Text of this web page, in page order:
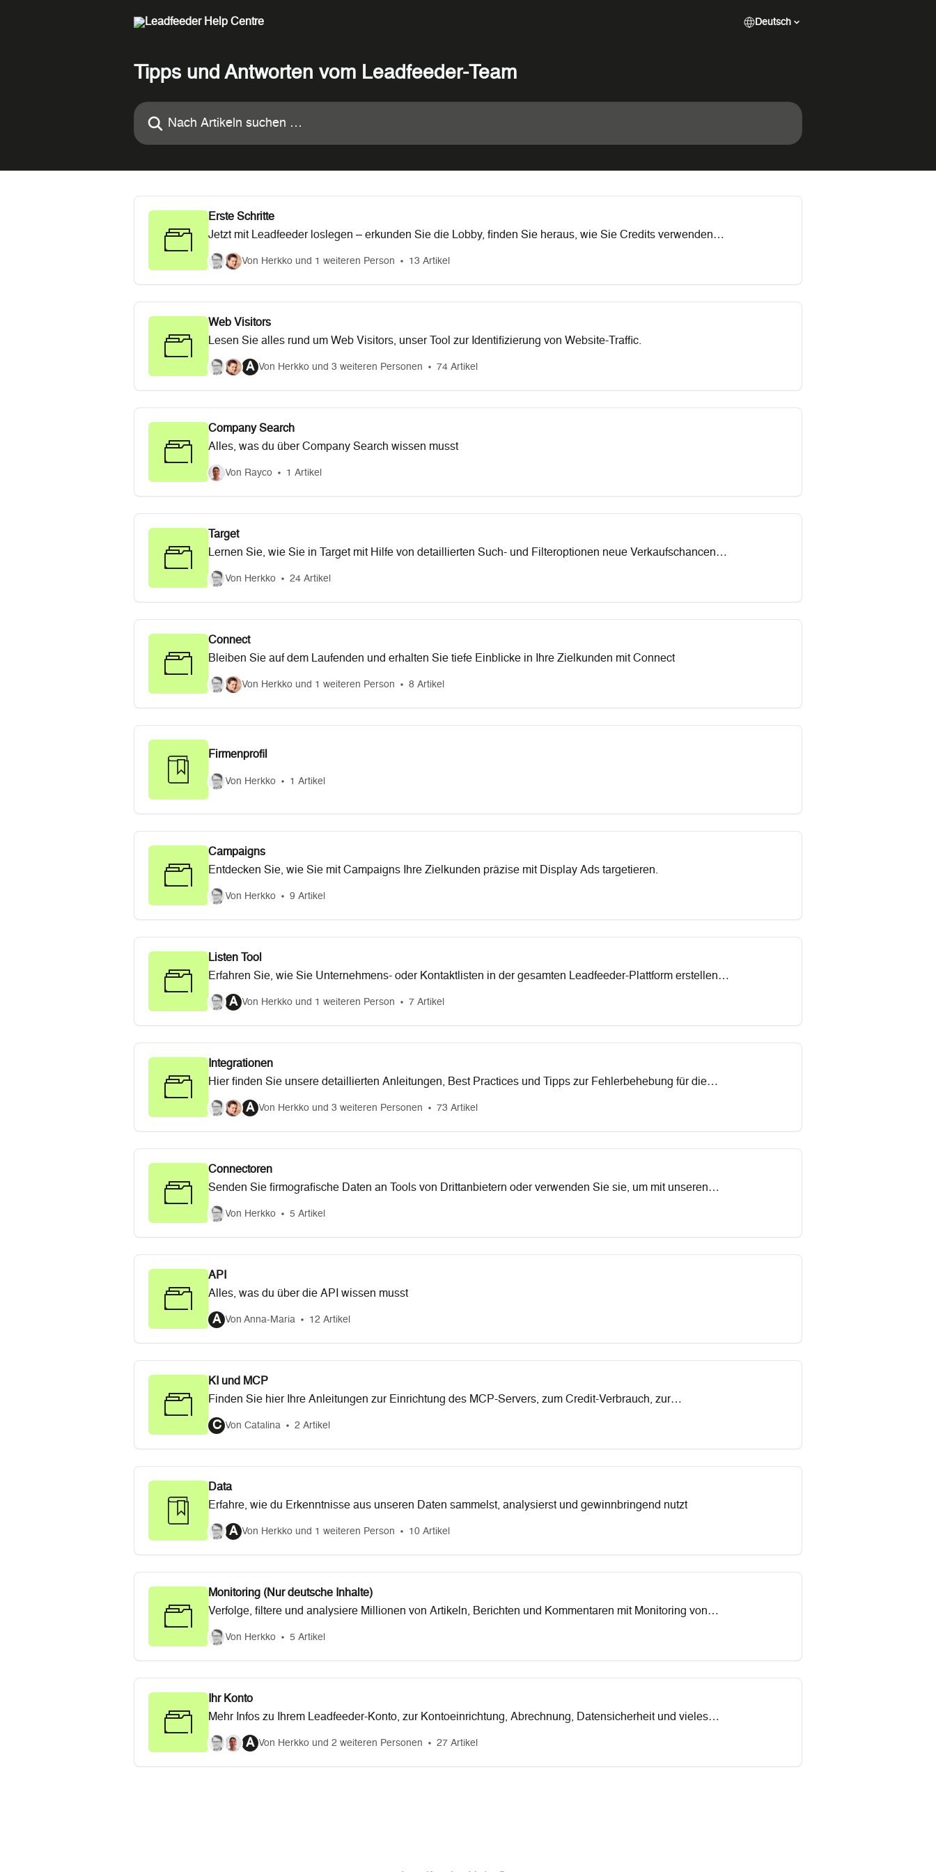
Deutsch
Tipps und Antworten vom Leadfeeder-Team
Nach Artikeln suchen …
Erste Schritte
Jetzt mit Leadfeeder loslegen – erkunden Sie die Lobby, finden Sie heraus, wie Sie Credits verwenden
und welche weiteren Use Cases es gibt!
Von Herkko und 1 weiteren Person 13 Artikel
Web Visitors
Lesen Sie alles rund um Web Visitors, unser Tool zur Identifizierung von Website-Traffic.
A Von Herkko und 3 weiteren Personen 74 Artikel
Company Search
Alles, was du über Company Search wissen musst
Von Rayco 1 Artikel
Target
Lernen Sie, wie Sie in Target mit Hilfe von detaillierten Such- und Filteroptionen neue Verkaufschancen
generieren können.
Von Herkko 24 Artikel
Connect
Bleiben Sie auf dem Laufenden und erhalten Sie tiefe Einblicke in Ihre Zielkunden mit Connect
Von Herkko und 1 weiteren Person 8 Artikel
Firmenprofil
Von Herkko 1 Artikel
Campaigns
Entdecken Sie, wie Sie mit Campaigns Ihre Zielkunden präzise mit Display Ads targetieren.
Von Herkko 9 Artikel
Listen Tool
Erfahren Sie, wie Sie Unternehmens- oder Kontaktlisten in der gesamten Leadfeeder-Plattform erstellen
und verwalten können.
A Von Herkko und 1 weiteren Person 7 Artikel
Integrationen
Hier finden Sie unsere detaillierten Anleitungen, Best Practices und Tipps zur Fehlerbehebung für die
Integration verschiedener gängiger CRM-Systeme. Ganz gleich, ob Sie Ihre Vertriebsprozesse straffen,
die Verwaltung von Kundendaten verbessern oder Arbeitsabläufe automatisieren möchten - unsere
Ressourcen unterstützen Sie bei jedem Schritt auf diesem Weg.
A Von Herkko und 3 weiteren Personen 73 Artikel
Connectoren
Senden Sie firmografische Daten an Tools von Drittanbietern oder verwenden Sie sie, um mit unseren
Connectoren benutzerdefinierte Workflows zu erstellen.
Von Herkko 5 Artikel
API
Alles, was du über die API wissen musst
A Von Anna-Maria 12 Artikel
KI und MCP
Finden Sie hier Ihre Anleitungen zur Einrichtung des MCP-Servers, zum Credit-Verbrauch, zur
Fehlerbehebung usw.
C Von Catalina 2 Artikel
Data
Erfahre, wie du Erkenntnisse aus unseren Daten sammelst, analysierst und gewinnbringend nutzt
A Von Herkko und 1 weiteren Person 10 Artikel
Monitoring (Nur deutsche Inhalte)
Verfolge, filtere und analysiere Millionen von Artikeln, Berichten und Kommentaren mit Monitoring von
Echobot.
Von Herkko 5 Artikel
Ihr Konto
Mehr Infos zu Ihrem Leadfeeder-Konto, zur Kontoeinrichtung, Abrechnung, Datensicherheit und vieles
mehr.
A Von Herkko und 2 weiteren Personen 27 Artikel